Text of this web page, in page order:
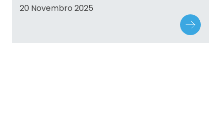
20 Novembro 2025